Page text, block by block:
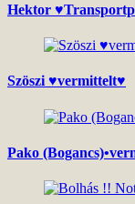
Hektor
Szöszi ♥vermittelt♥
Pako